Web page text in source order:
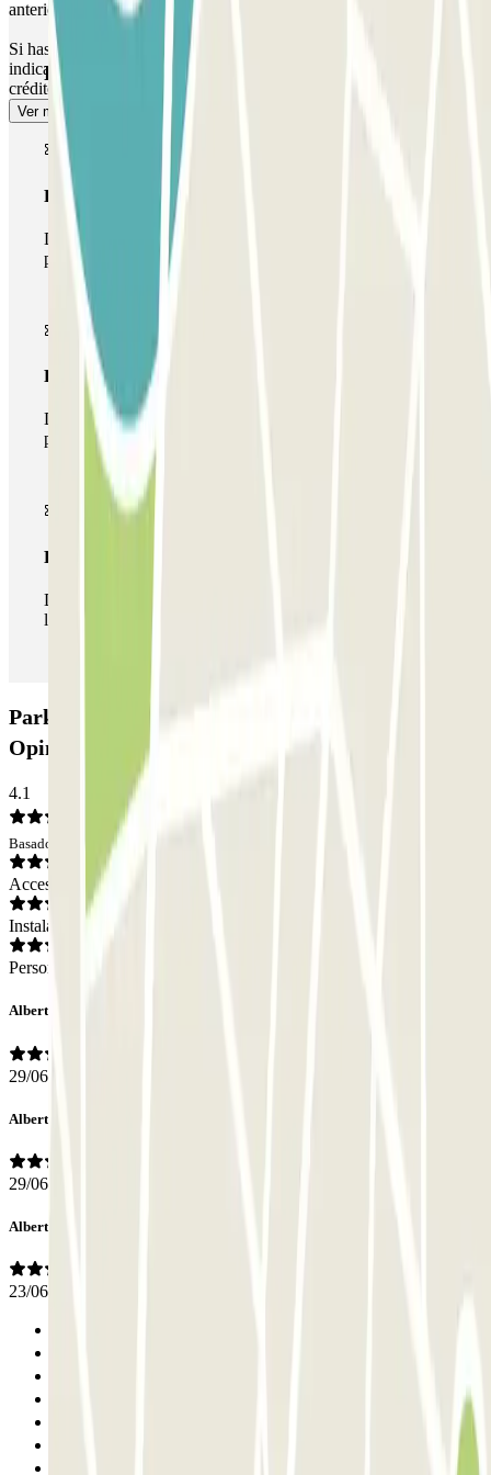
anteriormente para entrar y salir.
Si has excedido el tiempo de estancia: ve al cajero automático e
indica tu número de matrícula para abonar el exceso con tarjeta de
crédito. El exceso se calculará a precio de tarifa del aparcamiento.
Ver más
Productos de Parclick
Pase básico
Durante tu estancia podrás entrar y salir una única vez al
parking
Pase multiparking
Durante tu estancia podrás hacer uso de toda la red de
parkings de este operador disponibles en Parclick.
Pase ilimitado
Durante tu estancia podrás entrar y salir del parking todas
las veces que quieras.
Parking Pedro Diez - General Ricardos:
Opiniones
4.1
Basado en 31 opiniones
Acceso
Instalaciones
Personal
Alberto
29/06/2026
Alberto
29/06/2026
Alberto
23/06/2026